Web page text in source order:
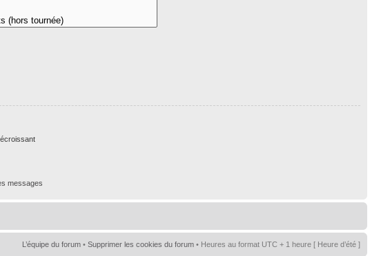
messages
L’équipe du forum • Supprimer les cookies du forum • Heures au format UTC + 1 heure [ Heure d’été ]